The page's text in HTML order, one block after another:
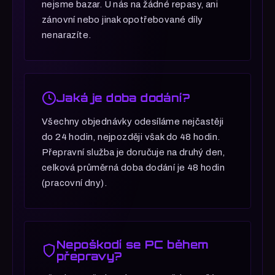
nejsme bazar. U nás na žádné repasy, ani
zánovní nebo jinak opotřebované díly
nenarazíte.
Jaká je doba dodání?
Všechny objednávky odesíláme nejčastěji
do 24 hodin, nejpozději však do 48 hodin.
Přepravní služba je doručuje na druhý den,
celková průměrná doba dodání je 48 hodin
(pracovní dny).
Nepoškodí se PC během
přepravy?